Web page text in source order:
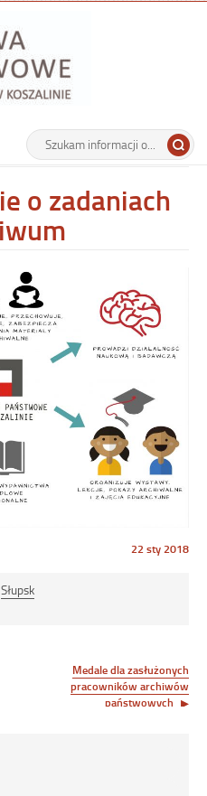
w Koszalinie
Wyszukiwarka
Tutaj
wpisz
o zadaniach
Opublikowano
22 sty 2018
Słupsk
Medale dla zasłużonych
pracowników archiwów
państwowych